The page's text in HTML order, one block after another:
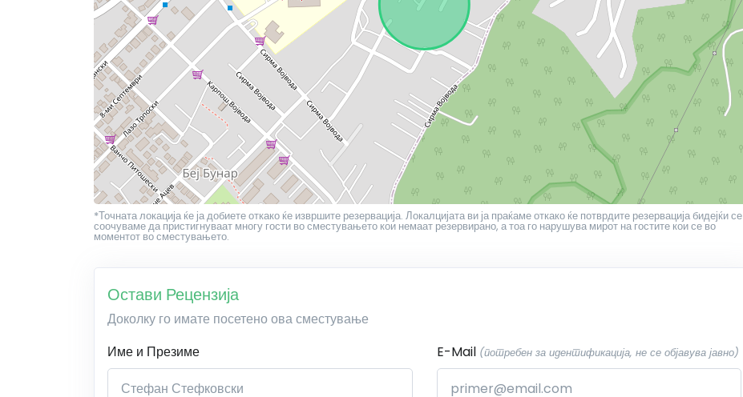
*Точната локација ќе ја добиете откако ќе извршите резервација. Локалцијата ви ја праќаме откако ќе потврдите резервација бидејќи се
соочуваме да пристигнуваат многу гости во сместувањето кои немаат резервирано, а тоа го нарушува мирот на гостите кои се во
моментот во сместувањето.
Остави Рецензија
Доколку го имате посетено ова сместување
Име и Презиме
E-Mail (потребен за идентификација, не се објавува јавно)